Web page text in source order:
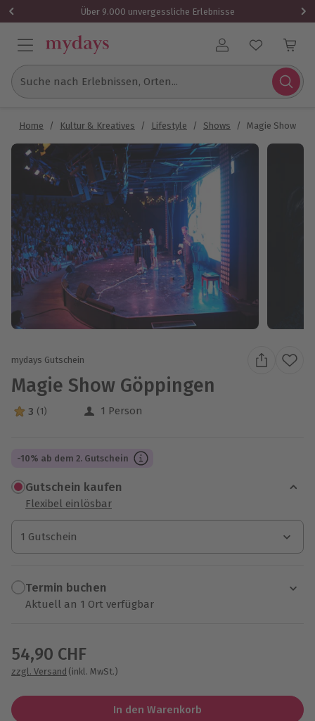
Über 9.000 unvergessliche Erlebnisse
Benutzerkonto
Suche nach Erlebnissen, Orten...
Home / Kultur & Kreatives / Lifestyle / Shows / Magie Show
mydays Gutschein
Magie Show Göppingen
3 Sterne von 5 aus 1 Bewertungen
3 (1) 1 Person
-10% ab dem 2. Gutschein
Gutschein kaufen
Flexibel einlösbar
1 Gutschein
1 Gutschein
1 Gutschein
Termin buchen
Aktuell an 1 Ort verfügbar
54,90 CHF
zzgl. Versand (inkl. MwSt.)
In den Warenkorb